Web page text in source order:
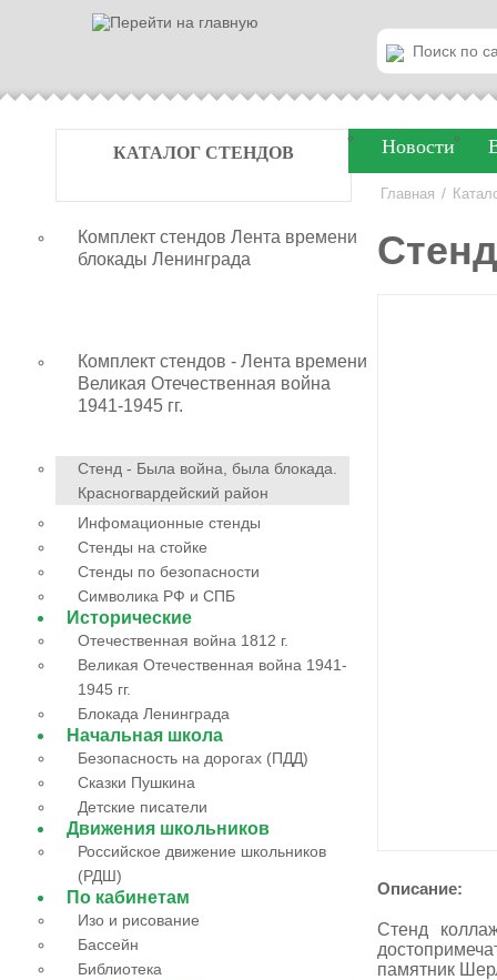
КАТАЛОГ СТЕНДОВ
Комплект стендов Лента времени
блокады Ленинграда
Комплект стендов - Лента времени
Великая Отечественная война
1941-1945 гг.
Стенд - Была война, была блокада.
Красногвардейский район
Инфомационные стенды
Стенды на стойке
Стенды по безопасности
Символика РФ и СПБ
Исторические
Отечественная война 1812 г.
Великая Отечественная война 1941-
1945 гг.
Блокада Ленинграда
Начальная школа
Безопасность на дорогах (ПДД)
Сказки Пушкина
Детские писатели
Движения школьников
Российское движение школьников
(РДШ)
По кабинетам
Изо и рисование
Бассейн
Библиотека
Новости
Главная /
Описание:
Стенд
памятник